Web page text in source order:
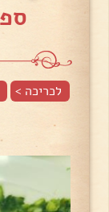
לכריכה >